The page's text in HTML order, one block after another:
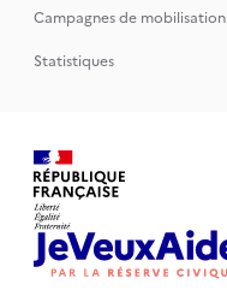
Campagnes de mobilisation
Statistiques